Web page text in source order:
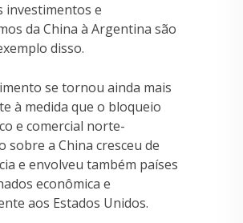
investimentos e
da China à Argentina são
disso.
se tornou ainda mais
à medida que o bloqueio
e comercial norte-
sobre a China cresceu de
e envolveu também países
econômica e
aos Estados Unidos.